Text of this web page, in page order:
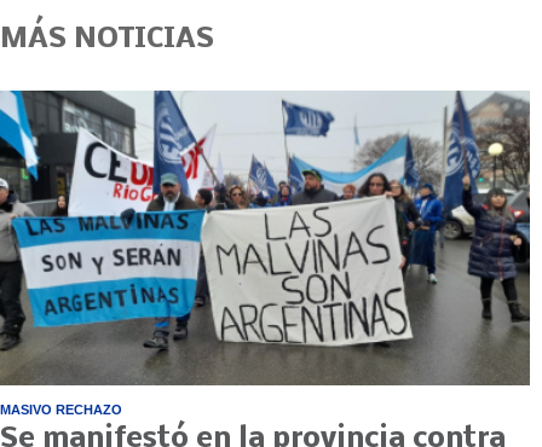
MÁS NOTICIAS
MASIVO RECHAZO
Se manifestó en la provincia contra